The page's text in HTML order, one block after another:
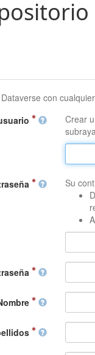
con
Crear
Su